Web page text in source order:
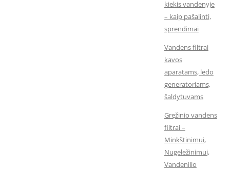
kiekis vandenyje
– kaip pašalinti,
sprendimai
Vandens filtrai
kavos
aparatams, ledo
generatoriams,
šaldytuvams
Gręžinio vandens
filtrai –
Minkštinimui,
Nugeležinimui,
Vandenilio